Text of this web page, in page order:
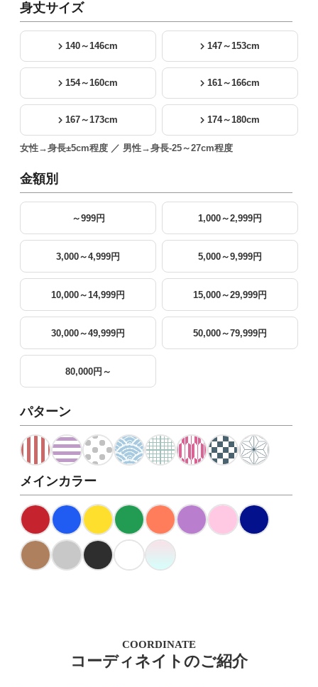
身丈サイズ
140～146cm 147～153cm
154～160cm 161～166cm
167～173cm 174～180cm
女性→身長±5cm程度 ／ 男性→身長-25～27cm程度
金額別
～999円 1,000～2,999円
3,000～4,999円 5,000～9,999円
10,000～14,999円 15,000～29,999円
30,000～49,999円 50,000～79,999円
80,000円～
パターン
メインカラー
COORDINATE
コーディネイトのご紹介